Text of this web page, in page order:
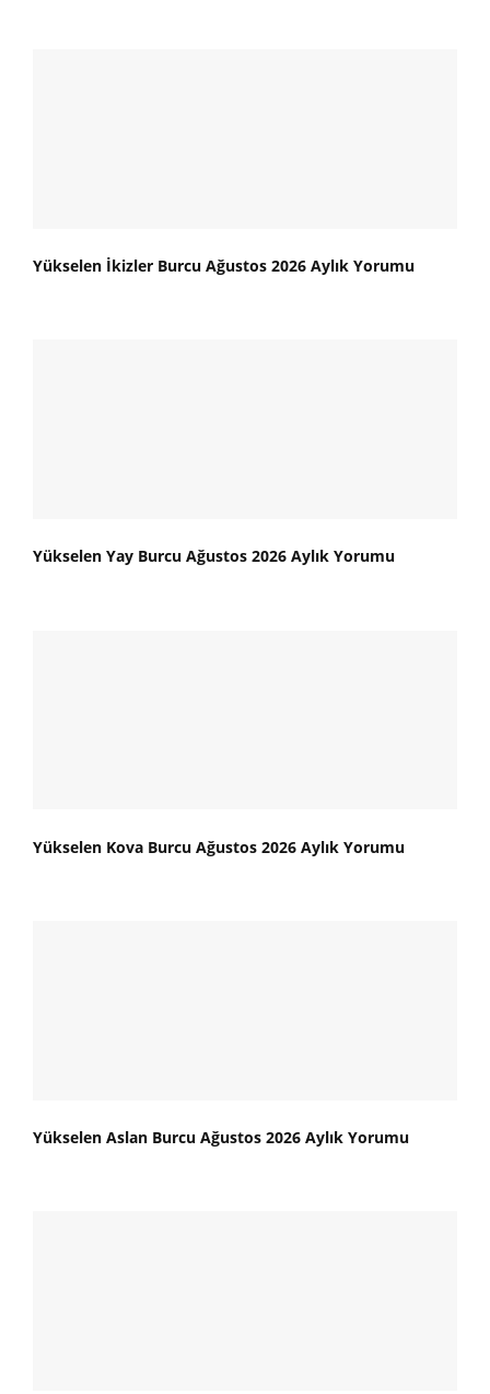
Yükselen İkizler Burcu Ağustos 2026 Aylık Yorumu
Yükselen Yay Burcu Ağustos 2026 Aylık Yorumu
Yükselen Kova Burcu Ağustos 2026 Aylık Yorumu
Yükselen Aslan Burcu Ağustos 2026 Aylık Yorumu